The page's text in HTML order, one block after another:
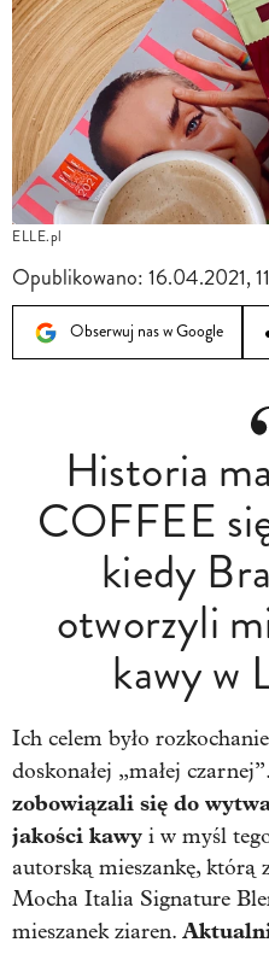
ELLE.pl
Opublikowano:16.04.2021,
Obserwuj nas w Google
Historia
COFFEE
kiedy
otworzyli
kawy w
Ich celem było
doskonałej „małej czarnej”.
zobowiązali się do
jakości kawy i w myśl
autorską mieszankę, którą
Mocha Italia Signature
mieszanek ziaren.